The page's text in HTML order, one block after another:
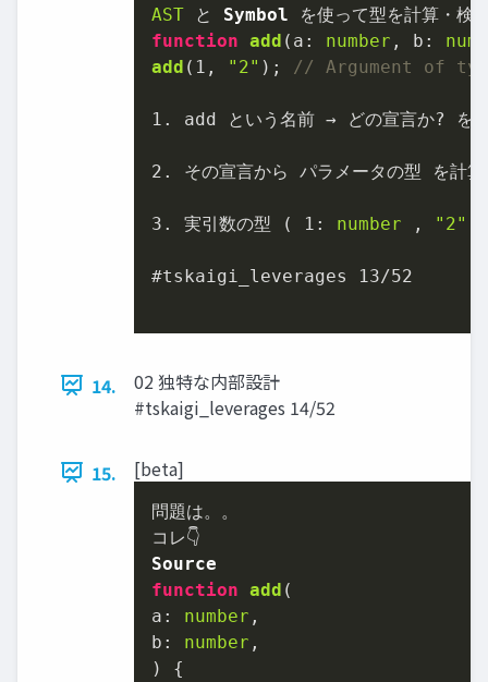
AST と Symbol
function add ( a: number , b:
add ( 1 , "2" ); // Argument of
1. add という名前 → どの宣言か? を
2. その宣言から パラメータの型 を
3. 実引数の型 ( 1 : number , "2"
#tskaigi_leverages 13/52
14.
02 独特な内部設計
#tskaigi_leverages 14/52
15. [beta]
問題は。。
Source
function add (
a: number ,
b: number